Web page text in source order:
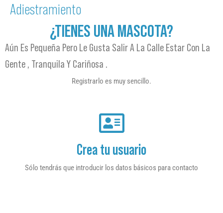
Adiestramiento
¿TIENES UNA MASCOTA?
Aún Es Pequeña Pero Le Gusta Salir A La Calle Estar Con La
Gente , Tranquila Y Cariñosa .
Registrarlo es muy sencillo.
Crea tu usuario
Sólo tendrás que introducir los datos básicos para contacto